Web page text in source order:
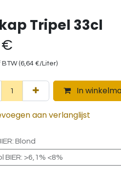
Tripel 33cl
€
BTW (6,64 €/Liter)
In
aan verlanglijst
: Blond
BIER: >6,1% <8%